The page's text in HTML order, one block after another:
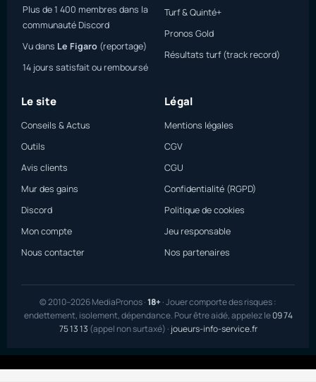
Plus de 1 400 membres dans la
communauté Discord
Vu dans Le Figaro (reportage)
14 jours satisfait ou remboursé
Turf & Quinté+
Pronos Gold
Résultats turf (track record)
Le site
Conseils & Actus
Outils
Avis clients
Mur des gains
Discord
Mon compte
Nous contacter
Légal
Mentions légales
CGV
CGU
Confidentialité (RGPD)
Politique de cookies
Jeu responsable
Nos partenaires
© 2010–2026 MediaPronos ·18+ · Jouer comporte des risques :
endettement, isolement, dépendance. Pour être aidé, appelez le09 74
75 13 13 (appel non surtaxé) · joueurs-info-service.fr